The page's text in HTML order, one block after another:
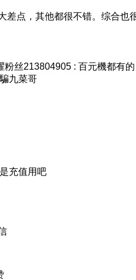
差点，其他都很不错。综合也
粉丝213804905 : 百元機都有的
九菜哥
充值用吧